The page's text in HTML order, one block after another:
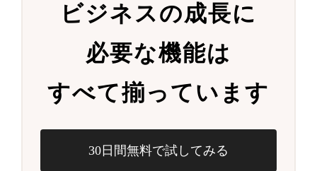
ビジネスの成長に
必要な機能は
すべて揃っています
30日間無料で試してみる